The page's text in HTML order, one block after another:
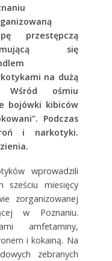
przestępczą
się
na dużą
ośmiu
bojówki kibiców
Podczas
i narkotyki.
wprowadzili
miesięcy
zorganizowanej
w Poznaniu.
amfetaminy,
i kokainą. Na
zebranych